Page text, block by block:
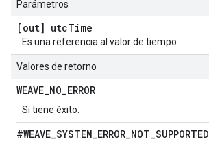
Parámetros
[out] utcTime
Es una referencia al valor de tiempo.
Valores de retorno
WEAVE_NO_ERROR
Si tiene éxito.
#WEAVE_SYSTEM_ERROR_NOT_SUPPORTED